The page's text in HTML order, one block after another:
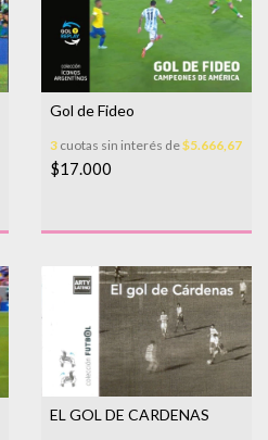
Gol de Fideo
3 cuotas sin interés de$5.666,67
$17.000
EL GOL DE CARDENAS